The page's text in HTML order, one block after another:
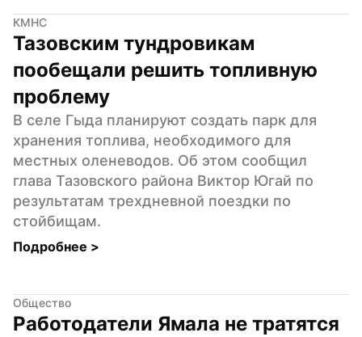
КМНС
Тазовским тундровикам
пообещали решить топливную
проблему
В селе Гыда планируют создать парк для
хранения топлива, необходимого для
местных оленеводов. Об этом сообщил
глава Тазовского района Виктор Югай по
результатам трехдневной поездки по
стойбищам.
Подробнее >
Общество
Работодатели Ямала не тратятся